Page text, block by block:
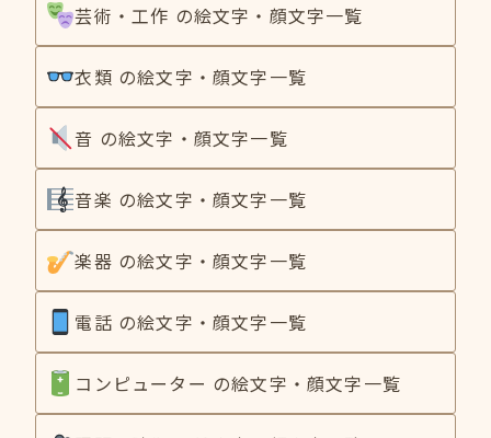
芸術・工作 の絵文字・顔文字一覧
衣類 の絵文字・顔文字一覧
音 の絵文字・顔文字一覧
音楽 の絵文字・顔文字一覧
楽器 の絵文字・顔文字一覧
電話 の絵文字・顔文字一覧
コンピューター の絵文字・顔文字一覧